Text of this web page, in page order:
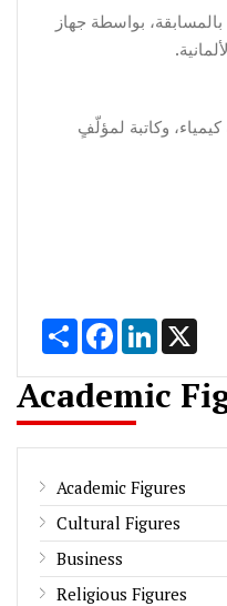
بواسطة جهاز
وكاتبة لمؤلّفٍ
Share FacebookLinkedIn
Academic
Academic Figures
Cultural Figures
Business
Religious Figures